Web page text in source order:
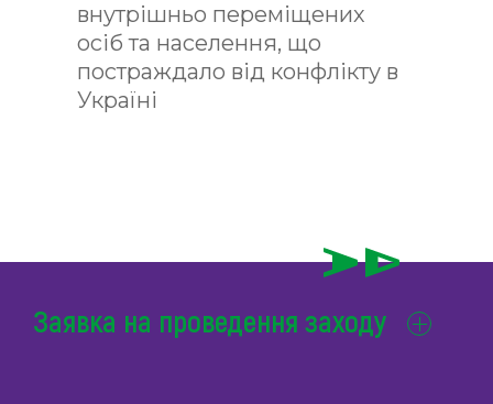
внутрішньо переміщених
осіб та населення, що
постраждало від конфлікту в
Україні
Заявка на проведення заходу